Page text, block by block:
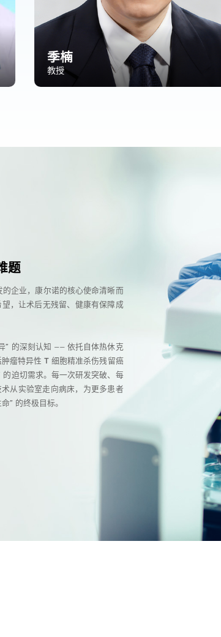
季楠
教授
题
企业，康尔诺的核心使命清晰而
，让术后无残留、健康有保障成
” 的深刻认知 —— 依托自体热休克
瘤特异性 T 细胞精准杀伤残留癌
迫切需求。每一次研发突破、每
从实验室走向病床，为更多患者
” 的终极目标。